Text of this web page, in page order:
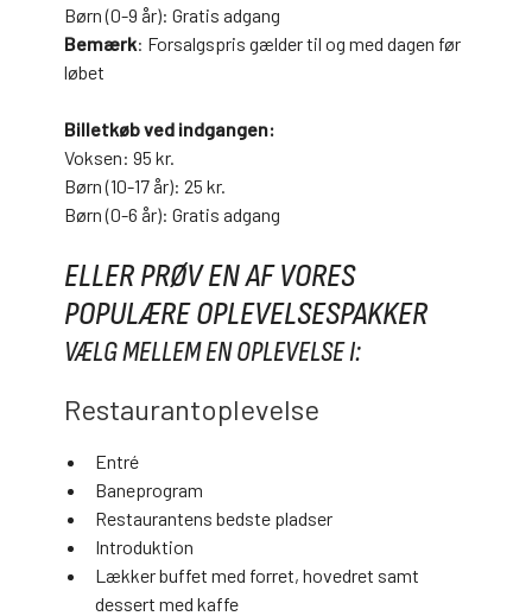
Børn (0-9 år): Gratis adgang
Bemærk: Forsalgspris gælder til og med dagen før
løbet
Billetkøb ved indgangen:
Voksen: 95 kr.
Børn (10-17 år): 25 kr.
Børn (0-6 år): Gratis adgang
ELLER PRØV EN AF VORES
POPULÆRE OPLEVELSESPAKKER
VÆLG MELLEM EN OPLEVELSE I:
Restaurantoplevelse
Entré
Baneprogram
Restaurantens bedste pladser
Introduktion
Lækker buffet med forret, hovedret samt
dessert med kaffe